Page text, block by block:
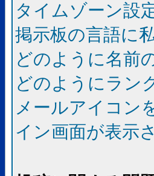
タイムゾーン設
掲示板の言語に
どのように名前
どのようにラン
メールアイコン
イン画面が表示